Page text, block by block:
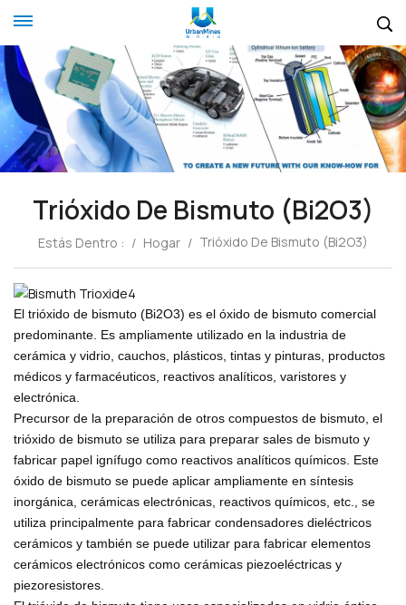
Trióxido De Bismuto (Bi2O3)
Estás Dentro : / Hogar / Trióxido De Bismuto (Bi2O3)
El trióxido de bismuto (Bi2O3) es el óxido de bismuto comercial
predominante. Es ampliamente utilizado en la industria de
cerámica y vidrio, cauchos, plásticos, tintas y pinturas, productos
médicos y farmacéuticos, reactivos analíticos, varistores y
electrónica.
Precursor de la preparación de otros compuestos de bismuto, el
trióxido de bismuto se utiliza para preparar sales de bismuto y
fabricar papel ignífugo como reactivos analíticos químicos. Este
óxido de bismuto se puede aplicar ampliamente en síntesis
inorgánica, cerámicas electrónicas, reactivos químicos, etc., se
utiliza principalmente para fabricar condensadores dieléctricos
cerámicos y también se puede utilizar para fabricar elementos
cerámicos electrónicos como cerámicas piezoeléctricas y
piezoresistores.